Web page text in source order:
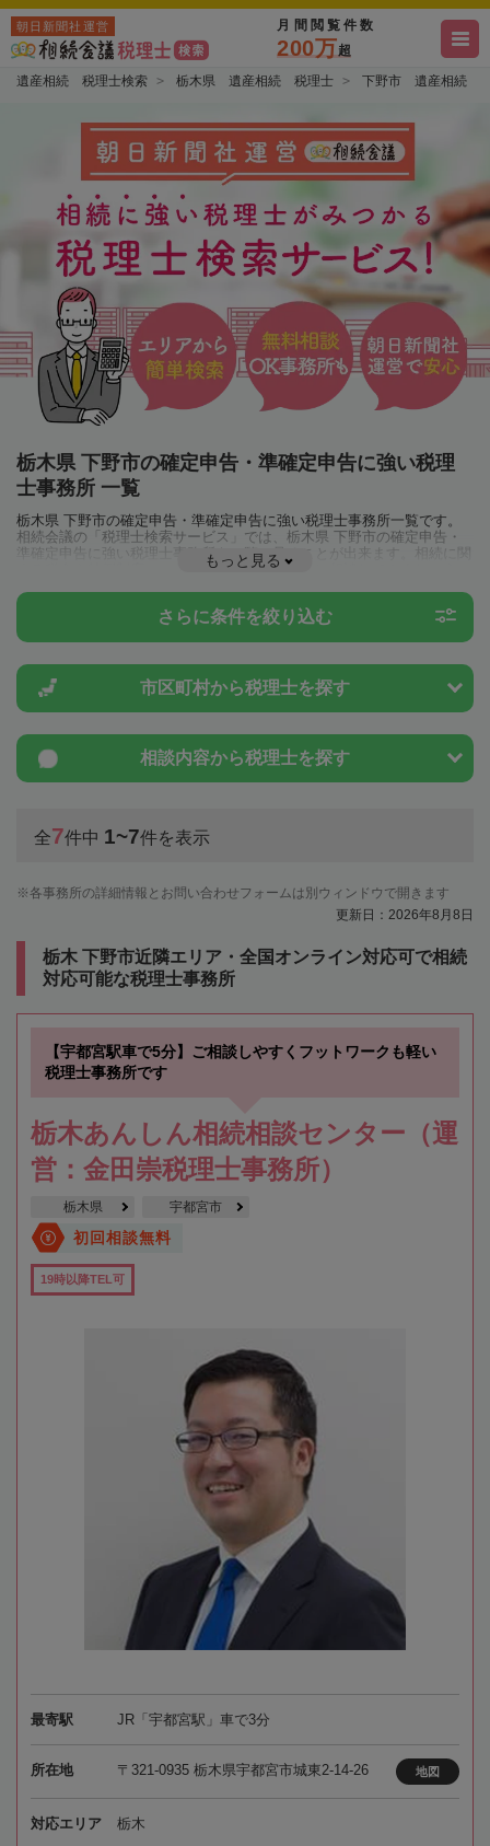
朝日新聞社運営 月間閲覧件数
200万超
遺産相続 税理士検索 栃木県 遺産相続 税理士 下野市 遺産相続
栃木県 下野市の確定申告・準確定申告に強い税理
士事務所 一覧
栃木県 下野市の確定申告・準確定申告に強い税理士事務所一覧です。
相続会議の「税理士検索サービス」では、栃木県 下野市の確定申告・
準確定申告に強い税理士事務所を一覧で見ることが出来ます。相続に関
する税金や特例制度のことは一度近隣の税理士に相談してみましょう。
もっと見る
さらに条件を絞り込む
市区町村から税理士を探す
相談内容から税理士を探す
全7件中 1~7件を表示
各事務所の詳細情報とお問い合わせフォームは別ウィンドウで開きます
更新日：2026年8月8日
栃木 下野市近隣エリア・全国オンライン対応可で相続
対応可能な税理士事務所
【宇都宮駅車で5分】ご相談しやすくフットワークも軽い
税理士事務所です
栃木あんしん相続相談センター（運
営：金田崇税理士事務所）
栃木県 宇都宮市
初回相談無料
19時以降TEL可
最寄駅 JR「宇都宮駅」車で3分
所在地 〒321-0935 栃木県宇都宮市城東2-14-26 地図
対応エリア 栃木